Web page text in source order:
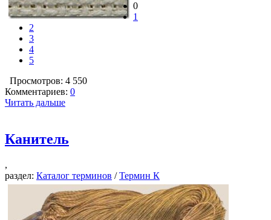
0
1
2
3
4
5
Просмотров: 4 550
Комментариев: 0
Читать дальше
Канитель
,
раздел: Каталог терминов /Термин К